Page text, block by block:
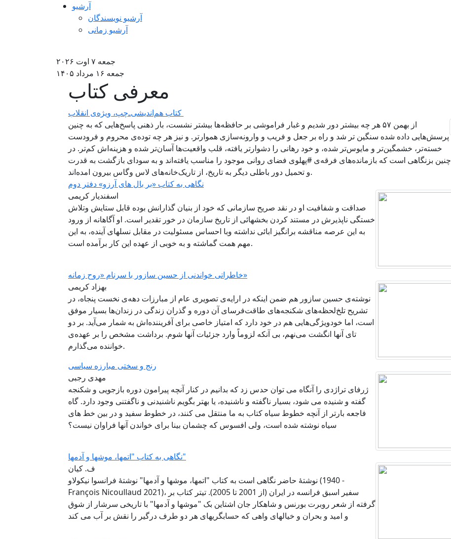
آرشیو
آرشیو نویسندگان
آرشیو زمانی
جمعه ۷ اوت ۲۰۲۶
جمعه ۱۶ مرداد ۱۴۰۵
معرفی کتاب
از بهمن ۵۷ هر چه بیشتر دور شدیم و غبار فراموشی بر حافظه‌ها بیشتر نشست، بار ذهنی پاسخ‌هایی که به چنین
پرسش‌هایی داده شده سنگین تر شد و راه بر جعل و فریب و وارونه‌سازی هموارتر. و نیز هر چه توده‌ی محروم و فرودست
خسته‌تر، خشمگین‌تر و مایوس‌تر شده، و خود رهانی را دشوارتر یافته، قلب واقعیت‌ها آسان‌تر شده و هزینه‌اش کم‌تر. در
چنین بزنگاهی است که بازمانده‌های فرقه‌ی #پهلوی فضای روانی موجود را مناسب یافته‌اند و به سودای بازگشت به قدرت
و تحمیل دور باطلی دیگر به تاریخ، از تاریک‌خانه‌های لاس‌ وگاس بیرون امده‌اند.
نگاهی به کتاب «بر بال های آرزو» دفتر دوم
اسفندیار کریمی
صداقت و شفافیت او در نقد صریح سازمانی که خود از بنیان گذارانش بوده قابل ستایش وتلاش
خستگی ناپذیرش در مستند کردن بخشهائی از تاریخ سازمان در خور تقدیر است. او آگاهانه از ورود
به این عرصه مناقشه برانگیز ابائی نداشته وبا احساس مسئولیت در مقابل نسلهای آینده، به این
مهم همت گماشته و به خوبی از عهده این کار برآمده است.
خاطراتی خواندنی از حسین سازور با سرنام «روح زمانه»
بهزاد کریمی
نوشته‌ی حسین سازور هم ضمن اینکه در ارایه‌ی تصویری عام از مبارزات دهه‌ی نخست پنجاه، در
تشریح تلخ‌لحظه‌های شکنجه‌های طاقت‌فرسای آن دوره و گذران زندگی در زندان‌ها بسیار موفق
است، اما خودویژگی‌هایی هم در خود دارد که امتیاز خاصی برای آفریننده‌‌اش به شمار می‌آید. بر دو
تای آنها انگشت می‌نهم، بی آنکه لزوماً وارد جزئیات آنها شوم. برداشت مشخص را بر عهده‌ی
خواننده‌ می‌گذارم.
رنج و سختی مبارزه سیاسی
مهدی رجبی
ژرفای تراژدی را آنگاه می توان حدس زد که بدانیم در کنار آنچه پیرامون دوره بازجویی و شکنجه
گفته و شنیده می شود، بسیار ناگفته و ناشنیده، یا بهتر بگویم ناشنیدنی و ناگفتنی وجود دارد. گاه
فاجعه بارتر از آنچه خطوط سیاه کتاب به ما منتقل می کنند، در خطوط سفید و در بین خط های
سیاه نوشته شده است، ولی افسوس که چشمان بینا برای خواندن آنها فراوان نیست؟
نگاهی به کتاب "اتمها، موشها و آدمها"
ف. کیان
نوشتۀ حاضر نگاهی است به کتاب "اتمها، موشها و آدمها" نوشتۀ فرانسوا نیکولاو (1940 -
François Nicoullaud 2021)، سفیر اسبق فرانسه در ایران (از 2001 تا 2005). تیتر کتاب بر
گرفته از شعر روبرت بورنس و شاهکار جان اشتاین بک "موشها و آدمها" با تاریخی سرشار از شوق
و امید و بحران و خیالهای واهی که حسابگریهای هر دو طرف درگیر را نقش بر آب می کند